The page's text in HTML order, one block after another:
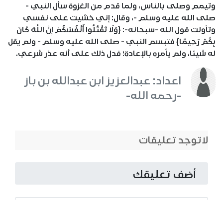
وتيمم وصلى بالناس، ولما قدم من الغزوة سأل النبي -
صلى الله عليه وسلم -، وقال: إني خشيت على نفسي
وتأولت قول الله -سبحانه-: {وَلَا تَقْتُلُوا أَنْفُسَكُمْ إِنَّ اللَّهَ كَانَ
بِكُمْ رَحِيمًا} فتبسم النبي - صلى الله عليه وسلم - ولم يقل
له شيئا، ولم يأمره بالإعادة؛ فدل ذلك على أنه عذر شرعي.
اعداد: عبدالعزيز ابن عبدالله بن باز
-رحمه الله-
لاتوجد تعليقات
أضف تعليقك